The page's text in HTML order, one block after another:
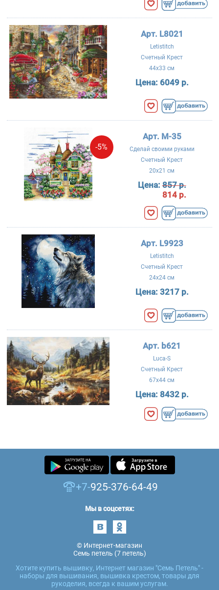
Арт. L8021
Letistitch
Счетный Крест
44x33 см
Цена: 6049 р.
-5%
Арт. М-35
Сделай своими руками
Счетный Крест
20x21 см
Цена:857 р.
814 р.
Арт. L9923
Letistitch
Счетный Крест
24x24 см
Цена: 3217 р.
Арт. b621
Luca-S
Счетный Крест
67x44 см
Цена: 8432 р.
+7-925-376-64-49
Мы в соцсетях:
© Интернет-магазин
Семь петель (7 петель)
Хотите купить вышивку, Интернет магазин "Семь Петель" -
наборы для вышивания, вышивка крестом, товары для
рукоделия, всегда к вашим услугам.